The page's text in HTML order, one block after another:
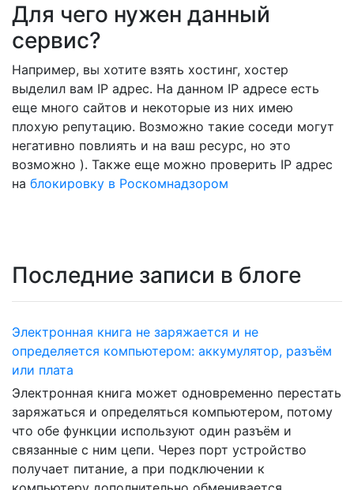
Для чего нужен данный
сервис?
Например, вы хотите взять хостинг, хостер
выделил вам IP адрес. На данном IP адресе есть
еще много сайтов и некоторые из них имею
плохую репутацию. Возможно такие соседи могут
негативно повлиять и на ваш ресурс, но это
возможно ). Также еще можно проверить IP адрес
на блокировку в Роскомнадзором
Последние записи в блоге
Электронная книга не заряжается и не
определяется компьютером: аккумулятор, разъём
или плата
Электронная книга может одновременно перестать
заряжаться и определяться компьютером, потому
что обе функции используют один разъём и
связанные с ним цепи. Через порт устройство
получает питание, а при подключении к